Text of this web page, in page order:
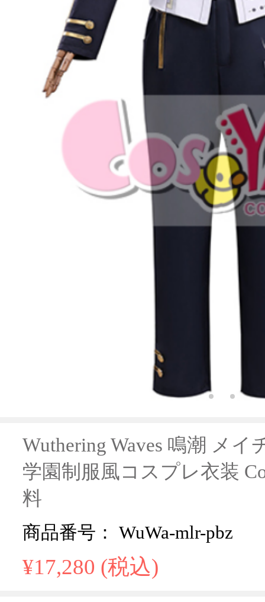
Wuthering Waves 鳴潮 メイ
学園制服風コスプレ衣装
料
商品番号： WuWa-mlr-pbz
¥17,280 (税込)